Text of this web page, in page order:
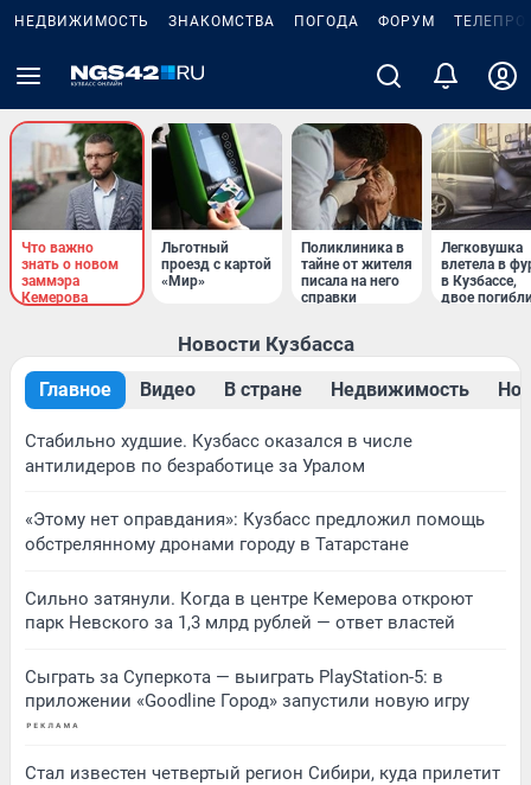
НЕДВИЖИМОСТЬ ЗНАКОМСТВА ПОГОДА ФОРУМ
Что важно
знать о новом
заммэра
Кемерова
Льготный
проезд с картой
«Мир»
Поликлиника в
тайне от жителя
писала на него
справки
Легковушка
влетела в
в Кузбассе,
двое
Новости Кузбасса
Главное Видео В стране Недвижимость
Стабильно худшие. Кузбасс оказался в числе
антилидеров по безработице за Уралом
«Этому нет оправдания»: Кузбасс предложил помощь
обстрелянному дронами городу в Татарстане
Сильно затянули. Когда в центре Кемерова откроют
парк Невского за 1,3 млрд рублей — ответ властей
Сыграть за Суперкота — выиграть PlayStation-5: в
приложении «Goodline Город» запустили новую игру
Стал известен четвертый регион Сибири, куда прилетит